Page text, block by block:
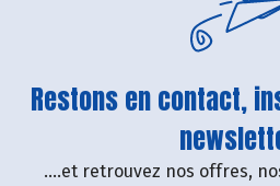
Restons en contact,
....et retrouvez nos offres,